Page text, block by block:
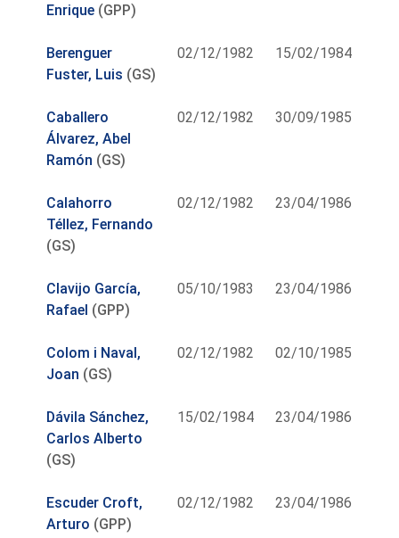
Enrique (GPP)
Berenguer
Fuster, Luis (GS)
02/12/1982 15/02/1984
Caballero
Álvarez, Abel
Ramón (GS)
02/12/1982 30/09/1985
Calahorro
Téllez, Fernando
(GS)
02/12/1982 23/04/1986
Clavijo García,
Rafael (GPP)
05/10/1983 23/04/1986
Colom i Naval,
Joan (GS)
02/12/1982 02/10/1985
Dávila Sánchez,
Carlos Alberto
(GS)
15/02/1984 23/04/1986
Escuder Croft,
Arturo (GPP)
02/12/1982 23/04/1986